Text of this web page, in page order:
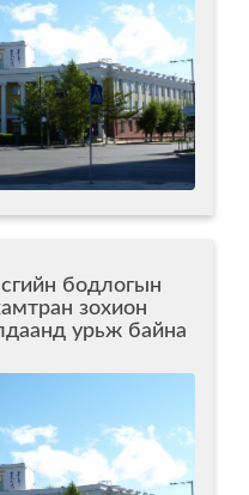
бодлогын
зохион
урьж байна